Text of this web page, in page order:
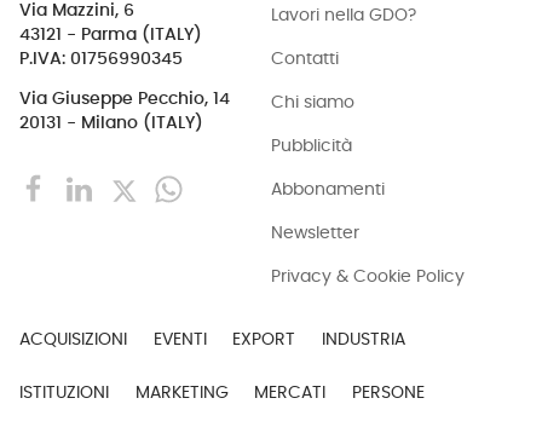
Via Mazzini, 6
43121 - Parma (ITALY)
P.IVA: 01756990345
Via Giuseppe Pecchio, 14
20131 - Milano (ITALY)
Lavori nella GDO?
Contatti
Chi siamo
Pubblicità
Abbonamenti
Newsletter
Privacy & Cookie Policy
ACQUISIZIONI EVENTI EXPORT INDUSTRIA
ISTITUZIONI MARKETING MERCATI PERSONE